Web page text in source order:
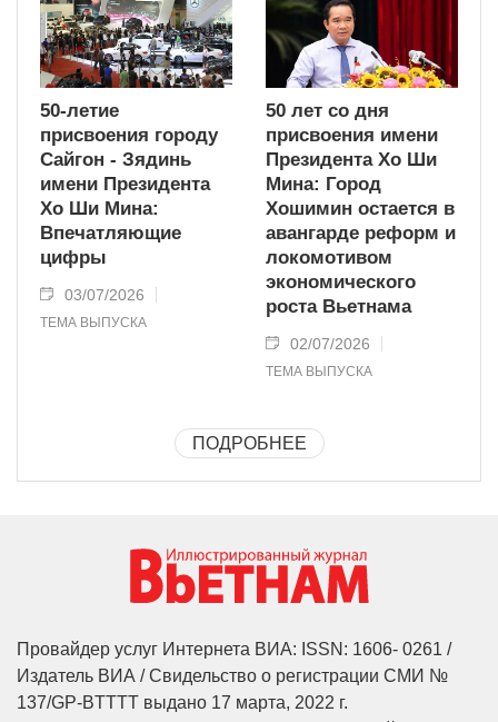
50-летие
присвоения городу
Сайгон - Зядинь
имени Президента
Хо Ши Мина:
Впечатляющие
цифры
03/07/2026
ТЕМА ВЫПУСКА
50 лет со дня
присвоения имени
Президента Хо Ши
Мина: Город
Хошимин остается в
авангарде реформ и
локомотивом
экономического
роста Вьетнама
02/07/2026
ТЕМА ВЫПУСКА
ПОДРОБНЕЕ
Провайдер услуг Интернета ВИА: ISSN: 1606- 0261 /
Издатель ВИА / Свидельство о регистрации СМИ №
137/GP-BTTTT выдано 17 марта, 2022 г.